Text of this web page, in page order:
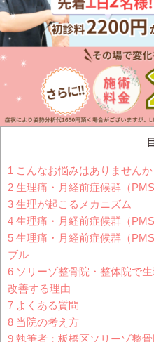
1 こんなお悩みはありませんか
2 生理痛・月経前症候群（
3 生理が起こるメカニズム
4 生理痛・月経前症候群（
5 生理痛・月経前症候群（
ブル
6 ソリーゾ整骨院・整体院で
改善する理由
7 よくある質問
8 当院の考え方
9 執筆者：板橋区ソリーゾ整